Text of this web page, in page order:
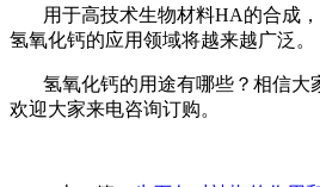
用于高技术生物材料HA的合成
氢氧化钙的应用领域将越来越广泛。
氢氧化钙的用途有哪些？相信大
欢迎大家来电咨询订购。